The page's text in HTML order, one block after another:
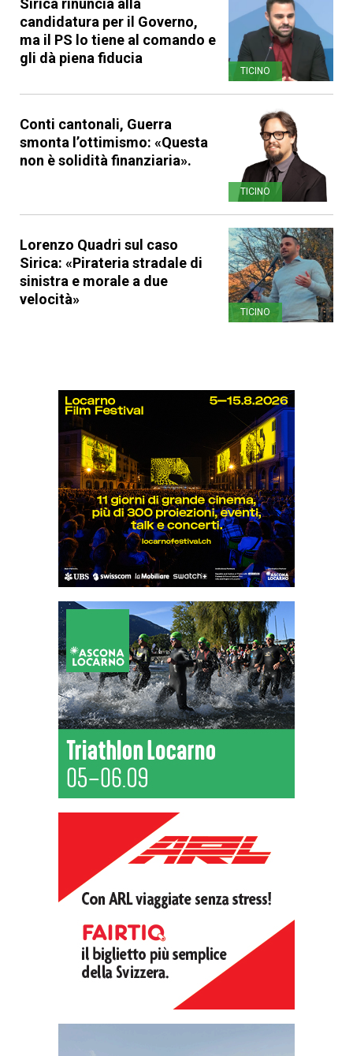
Sirica rinuncia alla
candidatura per il Governo,
ma il PS lo tiene al comando e
gli dà piena fiducia
TICINO
Conti cantonali, Guerra
smonta l’ottimismo: «Questa
non è solidità finanziaria».
TICINO
Lorenzo Quadri sul caso
Sirica: «Pirateria stradale di
sinistra e morale a due
velocità»
TICINO